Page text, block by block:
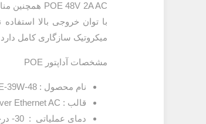
POE 48V 2A AC همچنین
میکروتیک سازگاری کامل
مشخصات آداپتور POE
نام محصول : POE-39W-48
قالب : Power over Ethernet AC
دمای عملیاتی : 30- درجه تا بالای 50+ درجه سانتیگراد